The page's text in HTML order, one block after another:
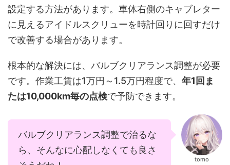
設定する方法があります。車体右側のキャブレター
に見えるアイドルスクリューを時計回りに回すだけ
で改善する場合があります。
根本的な解決には、バルブクリアランス調整が必要
です。作業工賃は1万円～1.5万円程度で、 年1回ま
たは10,000km毎の点検で予防できます。
バルブクリアランス調整で治るな
ら、そんなに心配しなくても良さ
tomo